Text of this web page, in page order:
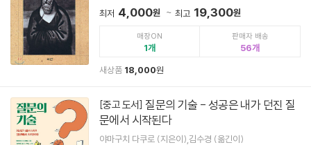
최저 4,000원 최고 19,300원
매장ON
1
판매자 배송
56
새상품 18,000원
[중고 도서] 질문의 기술 - 성공은 내가 던진 질
문에서 시작된다
야마구치 다쿠로 (지은이),김수경 (옮긴이)